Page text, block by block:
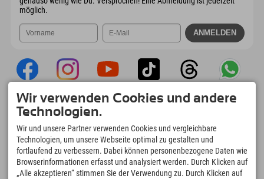
möglich.
Explorer App
Upload Deiner #ExplorerMoments, Mein
Explorer To Go mit Buchungsübersicht,
Bucketlist, Restaurantübersicht uvm. Jetzt
downloaden!
Wir verwenden Cookies und andere
Technologien.
Wir und unsere Partner verwenden Cookies und vergleichbare
Technologien, um unsere Webseite optimal zu gestalten und
fortlaufend zu verbessern. Dabei können personenbezogene Daten wie
Browserinformationen erfasst und analysiert werden. Durch Klicken auf
„Alle akzeptieren“ stimmen Sie der Verwendung zu. Durch Klicken auf